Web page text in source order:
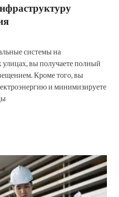
системы на
вы получаете полный
Кроме того, вы
и минимизируете